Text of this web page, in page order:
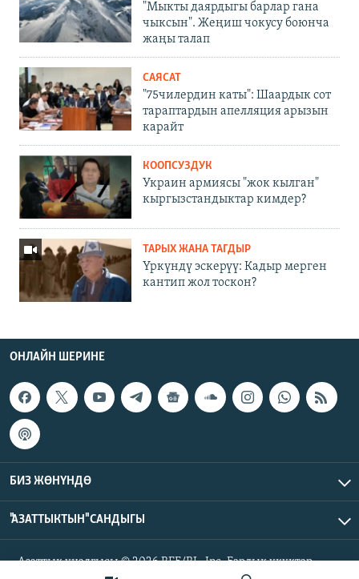
"Мыкты даярдыгы барлар гана
чыксын". Жеңиш чокусу боюнча
жаңы талап
САЯСАТ
"75чилердин каты": Шаардык сот
тараптардын апелляция арызын
карайт
КООПСУЗДУК
Украин армиясы "жок кылган"
кыргызстандыктар кимдер?
ТАРЫХ ЖАНА ТАГДЫР
Үркүндү эскерүү: Кадыр мерген
кантип жол тоскон?
ОНЛАЙН ШЕРИНЕ
БИЗ ЖӨНҮНДӨ
"АЗАТТЫКТЫН" САНДЫГЫ
Азаттык үналгысы © 2026 RFE/RL, Inc. Бардык укуктар